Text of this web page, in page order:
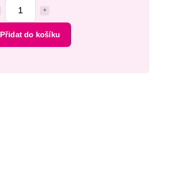
Přidat do košíku